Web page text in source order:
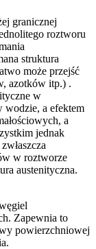
granicznej
roztworu
struktura
może przejść
azotków itp.) .
w
wodzie, a efektem
a
jednak
w roztworze
austenityczna.
Zapewnia to
powierzchniowej